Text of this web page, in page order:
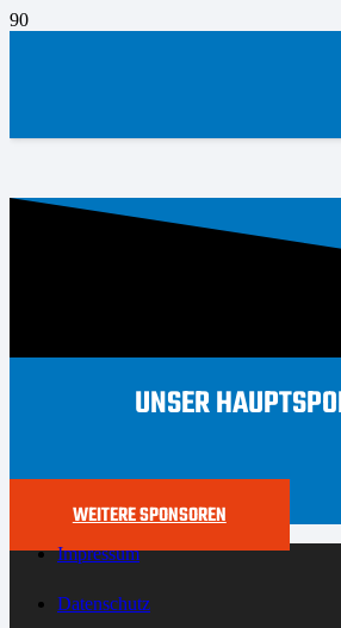
UNSER
WEITERE SPONSOREN
Impressum
Datenschutz